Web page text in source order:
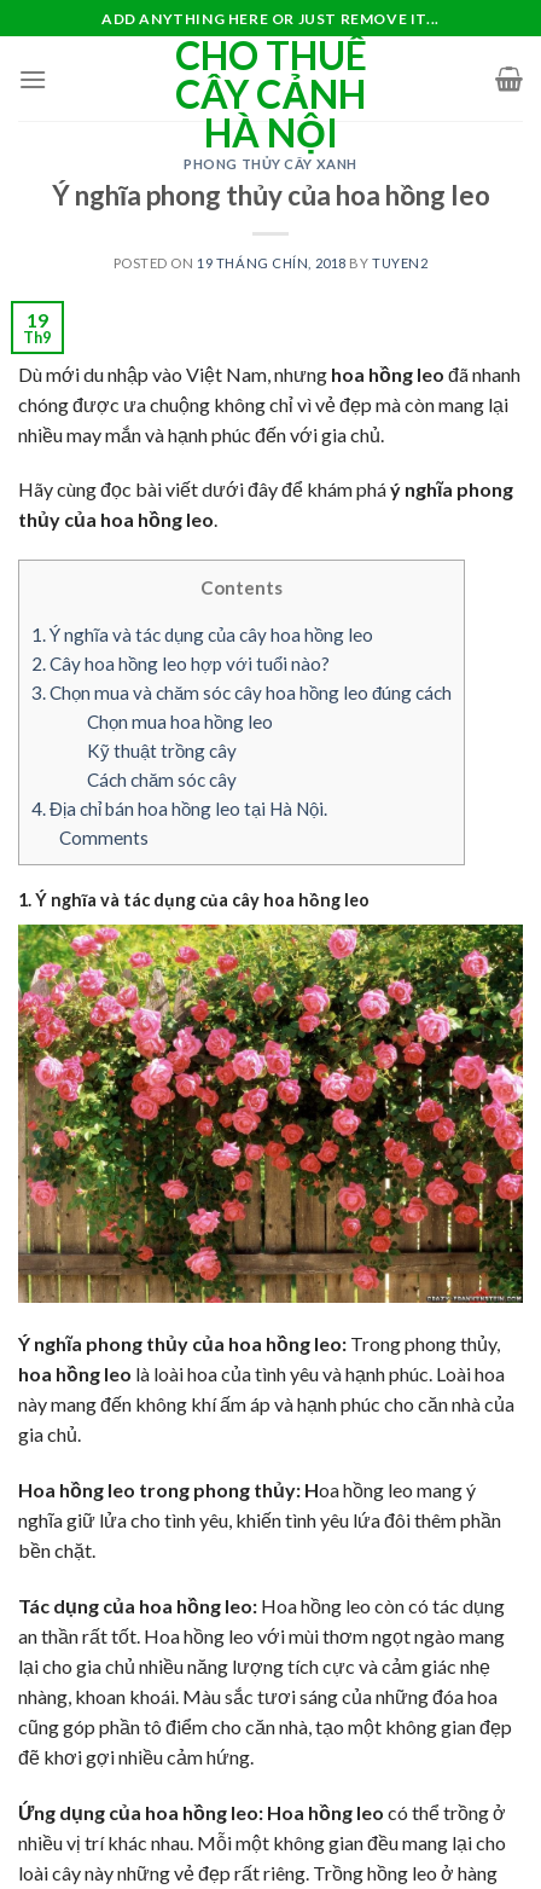
content
ADD ANYTHING HERE OR JUST REMOVE IT...
CHO THUÊ
CÂY CẢNH
HÀ NỘI
PHONG THỦY CÂY XANH
Ý nghĩa phong thủy của hoa hồng leo
POSTED ON 19 THÁNG CHÍN, 2018 BYTUYEN2
19
Th9
Dù mới du nhập vào Việt Nam, nhưng hoa hồng leo đã nhanh
chóng được ưa chuộng không chỉ vì vẻ đẹp mà còn mang lại
nhiều may mắn và hạnh phúc đến với gia chủ.
Hãy cùng đọc bài viết dưới đây để khám pháý nghĩa phong
thủy của hoa hồng leo.
Contents
1. Ý nghĩa và tác dụng của cây hoa hồng leo
2. Cây hoa hồng leo hợp với tuổi nào?
3. Chọn mua và chăm sóc cây hoa hồng leo đúng cách
Chọn mua hoa hồng leo
Kỹ thuật trồng cây
Cách chăm sóc cây
4. Địa chỉ bán hoa hồng leo tại Hà Nội.
Comments
1. Ý nghĩa và tác dụng của cây hoa hồng leo
Ý nghĩa phong thủy của hoa hồng leo: Trong phong thủy,
hoa hồng leo là loài hoa của tình yêu và hạnh phúc. Loài hoa
này mang đến không khí ấm áp và hạnh phúc cho căn nhà của
gia chủ.
Hoa hồng leo trong phong thủy: Hoa hồng leo mang ý
nghĩa giữ lửa cho tình yêu, khiến tình yêu lứa đôi thêm phần
bền chặt.
Tác dụng của hoa hồng leo: Hoa hồng leo còn có tác dụng
an thần rất tốt. Hoa hồng leo với mùi thơm ngọt ngào mang
lại cho gia chủ nhiều năng lượng tích cực và cảm giác nhẹ
nhàng, khoan khoái. Màu sắc tươi sáng của những đóa hoa
cũng góp phần tô điểm cho căn nhà, tạo một không gian đẹp
đẽ khơi gợi nhiều cảm hứng.
Ứng dụng của hoa hồng leo: Hoa hồng leo có thể trồng ở
nhiều vị trí khác nhau. Mỗi một không gian đều mang lại cho
loài cây này những vẻ đẹp rất riêng. Trồng hồng leo ở hàng